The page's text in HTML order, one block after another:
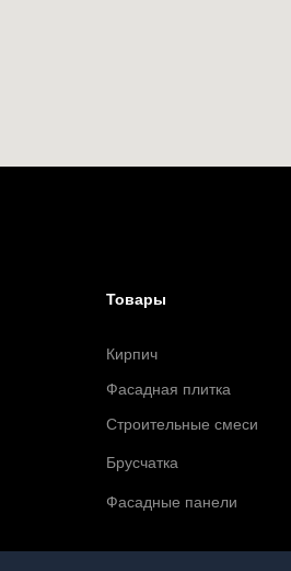
Фасадная плитка
Кирпич
Фасадные панели
Строительные смеси
Товары
Брусчатка